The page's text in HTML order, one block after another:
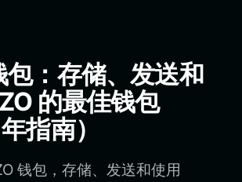
包：存储、发送和
的最佳钱包
指南）
钱包，存储、发送和使用